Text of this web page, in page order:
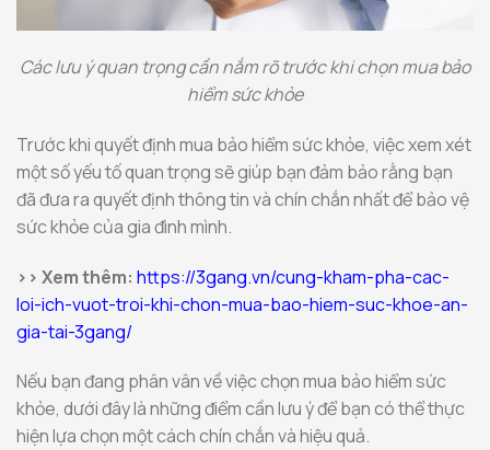
Các lưu ý quan trọng cần nắm rõ trước khi chọn mua bảo
hiểm sức khỏe
Trước khi quyết định mua bảo hiểm sức khỏe, việc xem xét
một số yếu tố quan trọng sẽ giúp bạn đảm bảo rằng bạn
đã đưa ra quyết định thông tin và chín chắn nhất để bảo vệ
sức khỏe của gia đình mình.
>> Xem thêm: https://3gang.vn/cung-kham-pha-cac-
loi-ich-vuot-troi-khi-chon-mua-bao-hiem-suc-khoe-an-
gia-tai-3gang/
Nếu bạn đang phân vân về việc chọn mua bảo hiểm sức
khỏe, dưới đây là những điểm cần lưu ý để bạn có thể thực
hiện lựa chọn một cách chín chắn và hiệu quả.